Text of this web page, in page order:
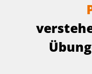
versteh
Übung